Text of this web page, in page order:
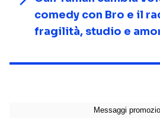
comedy con Bro e il
fragilità, studio e